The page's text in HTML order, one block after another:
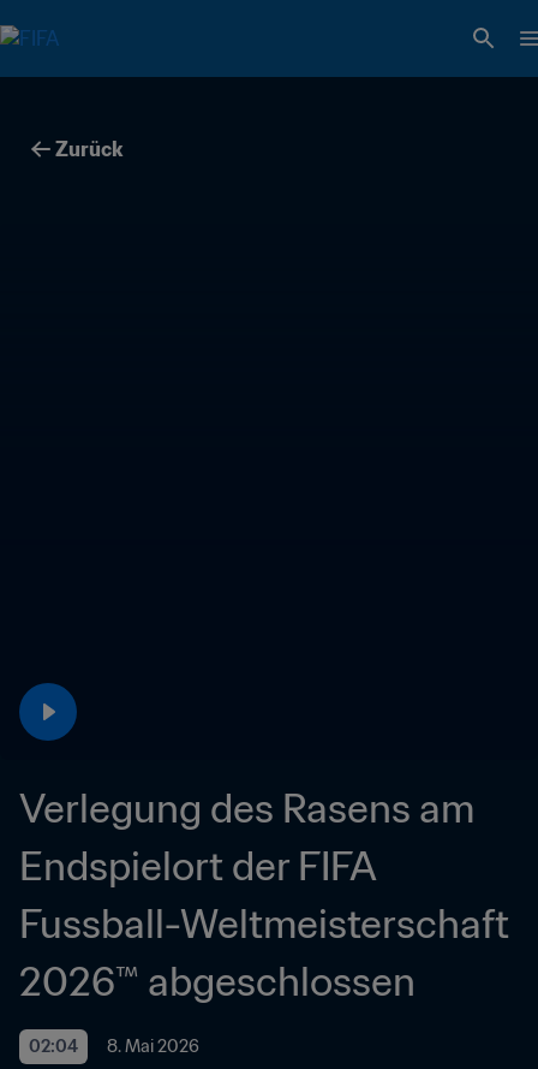
Zurück
Verlegung des Rasens am
Endspielort der FIFA
Fussball-Weltmeisterschaft
2026™ abgeschlossen
02:04 8. Mai 2026